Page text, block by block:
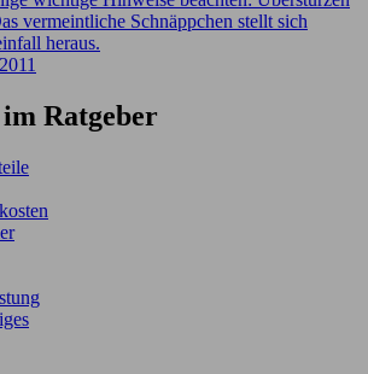
vermeintliche Schnäppchen stellt sich
heraus.
Ratgeber